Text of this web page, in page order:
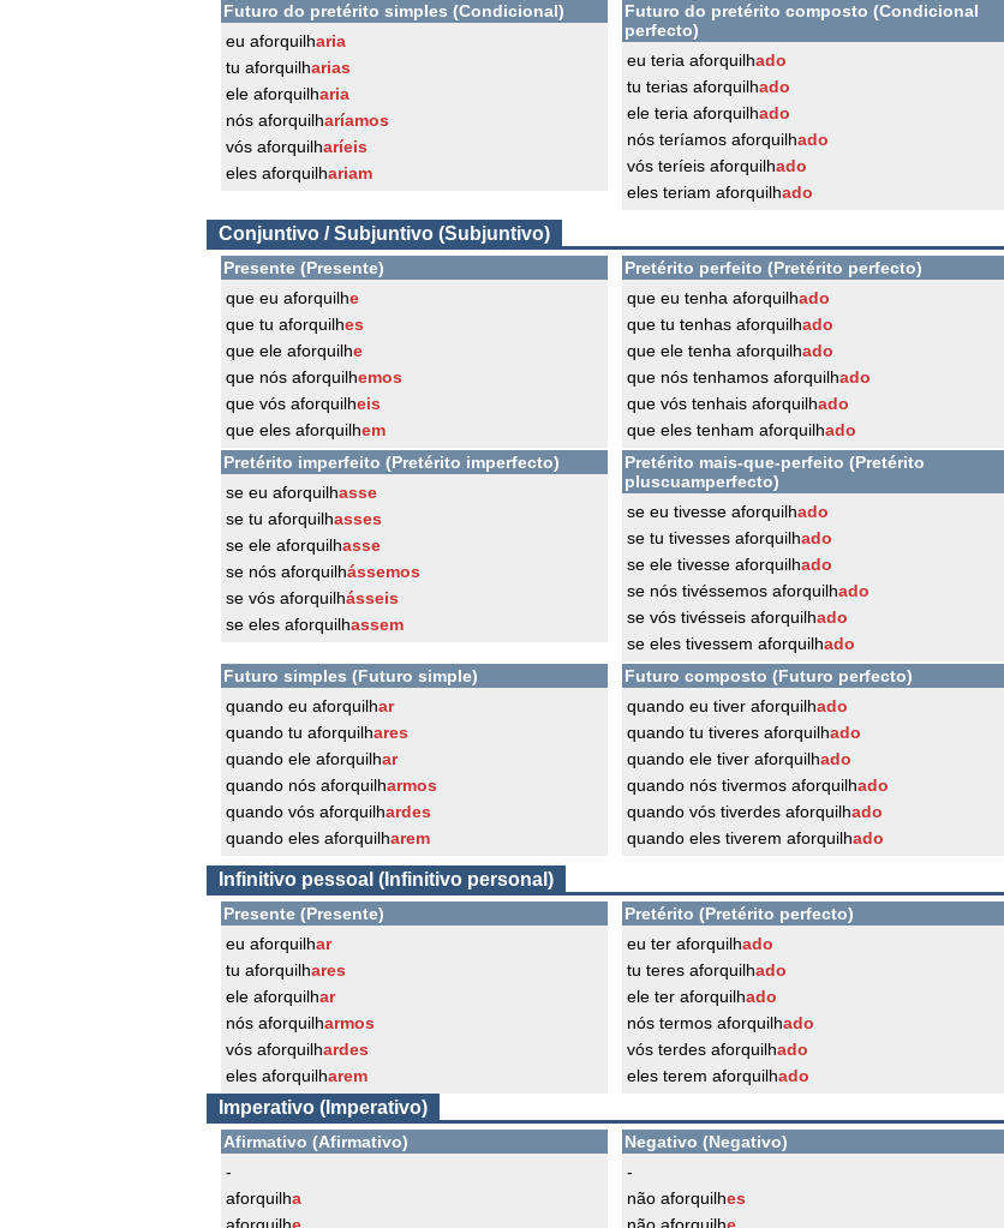
Futuro do pretérito simples (Condicional)
eu aforquilharia
tu aforquilharias
ele aforquilharia
nós aforquilharíamos
vós aforquilharíeis
eles aforquilhariam
Futuro do pretérito composto (Condicional
perfecto)
eu teria aforquilhado
tu terias aforquilhado
ele teria aforquilhado
nós teríamos aforquilhado
vós teríeis aforquilhado
eles teriam aforquilhado
Conjuntivo / Subjuntivo (Subjuntivo)
Presente (Presente)
que eu aforquilhe
que tu aforquilhes
que ele aforquilhe
que nós aforquilhemos
que vós aforquilheis
que eles aforquilhem
Pretérito perfeito (Pretérito perfecto)
que eu tenha aforquilhado
que tu tenhas aforquilhado
que ele tenha aforquilhado
que nós tenhamos aforquilhado
que vós tenhais aforquilhado
que eles tenham aforquilhado
Pretérito imperfeito (Pretérito imperfecto)
se eu aforquilhasse
se tu aforquilhasses
se ele aforquilhasse
se nós aforquilhássemos
se vós aforquilhásseis
se eles aforquilhassem
Pretérito mais-que-perfeito (Pretérito
pluscuamperfecto)
se eu tivesse aforquilhado
se tu tivesses aforquilhado
se ele tivesse aforquilhado
se nós tivéssemos aforquilhado
se vós tivésseis aforquilhado
se eles tivessem aforquilhado
Futuro simples (Futuro simple)
quando eu aforquilhar
quando tu aforquilhares
quando ele aforquilhar
quando nós aforquilharmos
quando vós aforquilhardes
quando eles aforquilharem
Futuro composto (Futuro perfecto)
quando eu tiver aforquilhado
quando tu tiveres aforquilhado
quando ele tiver aforquilhado
quando nós tivermos aforquilhado
quando vós tiverdes aforquilhado
quando eles tiverem aforquilhado
Infinitivo pessoal (Infinitivo personal)
Presente (Presente)
eu aforquilhar
tu aforquilhares
ele aforquilhar
nós aforquilharmos
vós aforquilhardes
eles aforquilharem
Pretérito (Pretérito perfecto)
eu ter aforquilhado
tu teres aforquilhado
ele ter aforquilhado
nós termos aforquilhado
vós terdes aforquilhado
eles terem aforquilhado
Imperativo (Imperativo)
Afirmativo (Afirmativo)
-
aforquilha
Negativo (Negativo)
-
não aforquilhes